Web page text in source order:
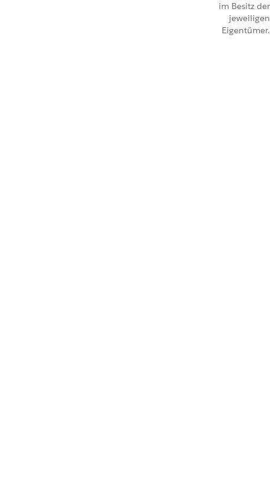
im Besitz der
jeweiligen
Eigentümer.